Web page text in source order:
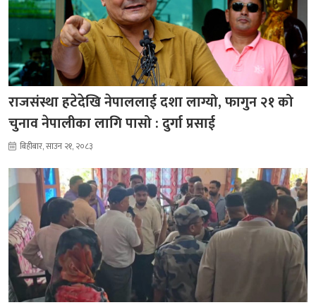
राजसंस्था हटेदेखि नेपाललाई दशा लाग्यो, फागुन २१ को
चुनाव नेपालीका लागि पासो : दुर्गा प्रसाई
बिहीबार, साउन २१, २०८३